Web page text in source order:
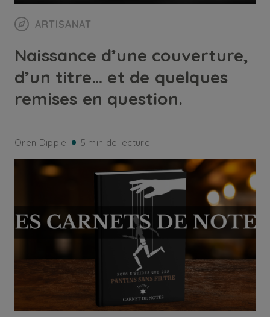
ARTISANAT
Naissance d’une couverture,
d’un titre… et de quelques
remises en question.
Oren Dipple 5 min de lecture